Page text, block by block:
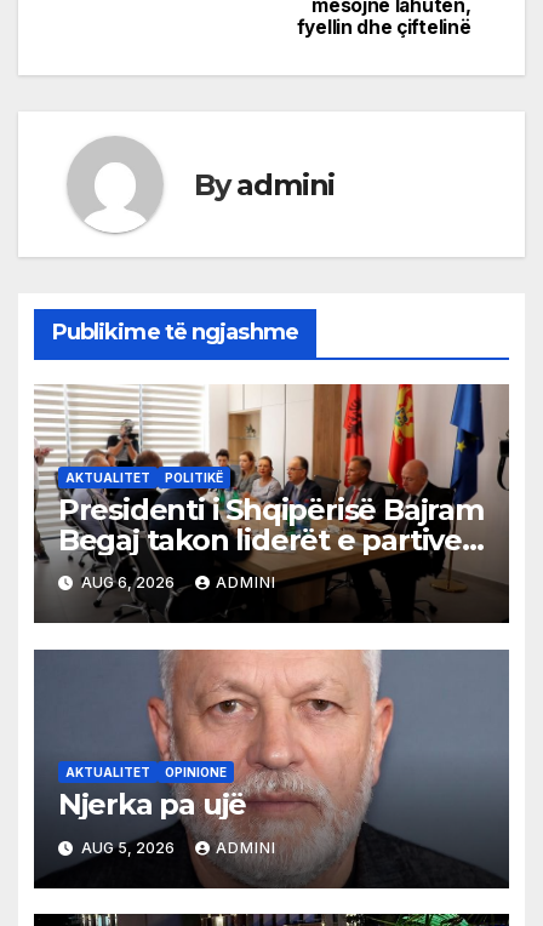
mësojnë lahutën,
fyellin dhe çiftelinë
Byadmini
Publikime të ngjashme
AKTUALITET POLITIKË
Presidenti i Shqipërisë Bajram
Begaj takon liderët e partive
shqiptare në Ulqin
AUG 6, 2026 ADMINI
AKTUALITET OPINIONE
Njerka pa ujë
AUG 5, 2026 ADMINI